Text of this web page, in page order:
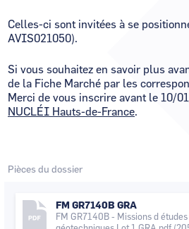
Celles-ci sont invitées à se
AVIS021050).
Si vous souhaitez en savoir plus
de la Fiche Marché par les
Merci de vous inscrire avant le 10/
NUCLÉI Hauts-de-France.
Pièces du dossier
FM GR7140B GRA
FM GR7140B - Missions d études